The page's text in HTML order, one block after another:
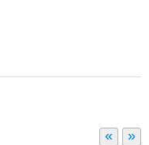
« »